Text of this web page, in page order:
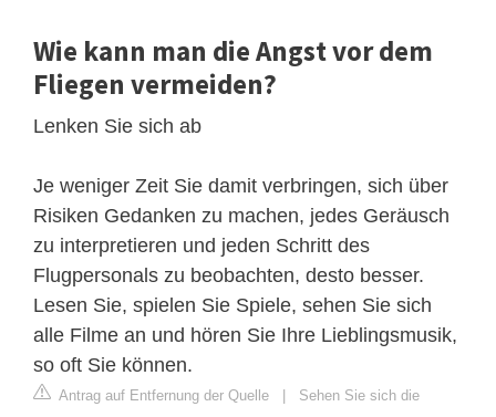
Wie kann man die Angst vor dem
Fliegen vermeiden?
Lenken Sie sich ab
Je weniger Zeit Sie damit verbringen, sich über
Risiken Gedanken zu machen, jedes Geräusch
zu interpretieren und jeden Schritt des
Flugpersonals zu beobachten, desto besser.
Lesen Sie, spielen Sie Spiele, sehen Sie sich
alle Filme an und hören Sie Ihre Lieblingsmusik,
so oft Sie können.
Antrag auf Entfernung der Quelle | Sehen Sie sich die